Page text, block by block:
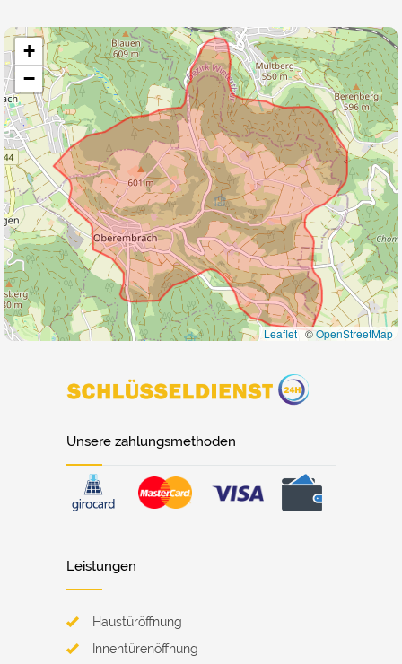
+
−
Leaflet|©OpenStreetMap
Unsere zahlungsmethoden
Leistungen
Haustüröffnung
Innentürenöffnung